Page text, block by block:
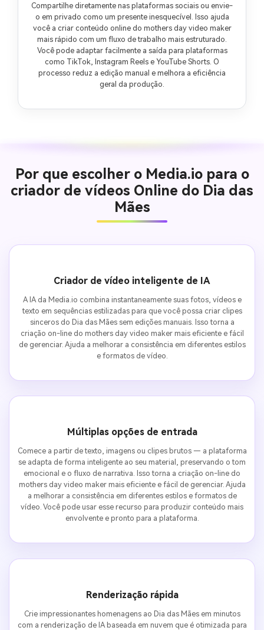
Compartilhe diretamente nas plataformas sociais ou envie-
o em privado como um presente inesquecível. Isso ajuda
você a criar conteúdo online do mothers day video maker
mais rápido com um fluxo de trabalho mais estruturado.
Você pode adaptar facilmente a saída para plataformas
como TikTok, Instagram Reels e YouTube Shorts. O
processo reduz a edição manual e melhora a eficiência
geral da produção.
Por que escolher o Media.io para o
criador de vídeos Online do Dia das
Mães
Criador de vídeo inteligente de IA
A IA da Media.io combina instantaneamente suas fotos, vídeos e
texto em sequências estilizadas para que você possa criar clipes
sinceros do Dia das Mães sem edições manuais. Isso torna a
criação on-line do mothers day video maker mais eficiente e fácil
de gerenciar. Ajuda a melhorar a consistência em diferentes estilos
e formatos de vídeo.
Múltiplas opções de entrada
Comece a partir de texto, imagens ou clipes brutos — a plataforma
se adapta de forma inteligente ao seu material, preservando o tom
emocional e o fluxo de narrativa. Isso torna a criação on-line do
mothers day video maker mais eficiente e fácil de gerenciar. Ajuda
a melhorar a consistência em diferentes estilos e formatos de
vídeo. Você pode usar esse recurso para produzir conteúdo mais
envolvente e pronto para a plataforma.
Renderização rápida
Crie impressionantes homenagens ao Dia das Mães em minutos
com a renderização de IA baseada em nuvem que é otimizada para